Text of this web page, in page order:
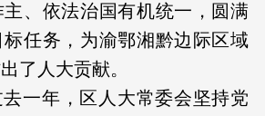
、依法治国有机统一，圆满
任务，为渝鄂湘黔边际区域
了人大贡献。
一年，区人大常委会坚持党